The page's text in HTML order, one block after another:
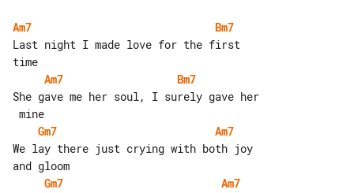
Am7
Bm7
Last night I made love for the first
Am7
Bm7
She gave me her soul, I surely gave her
Gm7
Am7
We lay there just crying with both joy
Gm7
Am7